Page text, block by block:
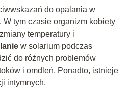
do opalania w
W tym czasie organizm kobiety
temperatury i
w solarium podczas
do różnych problemów
i omdleń. Ponadto, istnieje
intymnych.